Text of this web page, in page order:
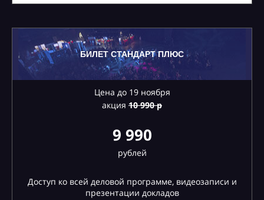
БИЛЕТ СТАНДАРТ ПЛЮС
Цена до 19 ноября
акция 10990 р
9 990
рублей
Доступ ко всей деловой программе, видеозаписи и
презентации докладов